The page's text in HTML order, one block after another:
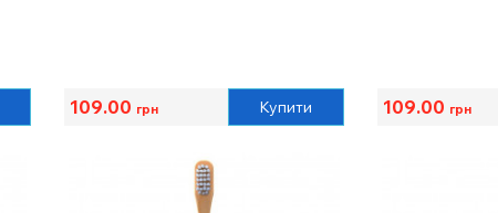
109.00 грн Купити 109.00 грн